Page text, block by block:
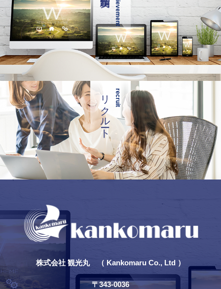
achievement
recruit
リクルート
株式会社 観光丸 （ Kankomaru Co., Ltd ）
〒343-0036